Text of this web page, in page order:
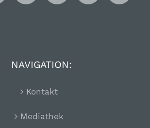
NAVIGATION:
Kontakt
Mediathek